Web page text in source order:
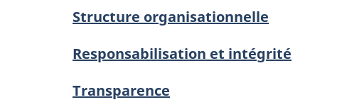
Structure organisationnelle
Responsabilisation et intégrité
Transparence